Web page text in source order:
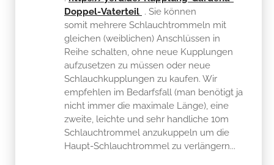
Doppel-Vaterteil . Sie können
somit mehrere Schlauchtrommeln mit
gleichen (weiblichen) Anschlüssen in
Reihe schalten, ohne neue Kupplungen
aufzusetzen zu müssen oder neue
Schlauchkupplungen zu kaufen. Wir
empfehlen im Bedarfsfall (man benötigt ja
nicht immer die maximale Länge), eine
zweite, leichte und sehr handliche 10m
Schlauchtrommel anzukuppeln um die
Haupt-Schlauchtrommel zu verlängern...